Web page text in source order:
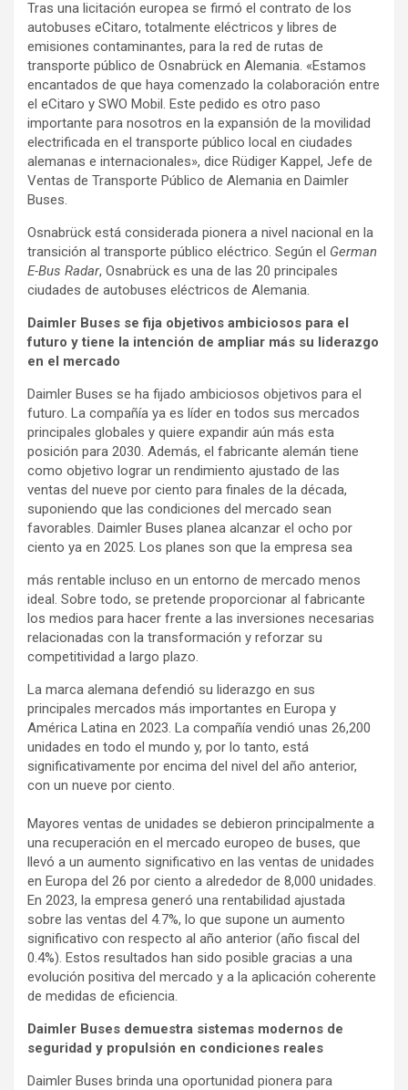
Tras una licitación europea se firmó el contrato de los
autobuses eCitaro, totalmente eléctricos y libres de
emisiones contaminantes, para la red de rutas de
transporte público de Osnabrück en Alemania. «Estamos
encantados de que haya comenzado la colaboración entre
el eCitaro y SWO Mobil. Este pedido es otro paso
importante para nosotros en la expansión de la movilidad
electrificada en el transporte público local en ciudades
alemanas e internacionales», dice Rüdiger Kappel, Jefe de
Ventas de Transporte Público de Alemania en Daimler
Buses.
Osnabrück está considerada pionera a nivel nacional en la
transición al transporte público eléctrico. Según el German
E-Bus Radar, Osnabrück es una de las 20 principales
ciudades de autobuses eléctricos de Alemania.
Daimler Buses se fija objetivos ambiciosos para el
futuro y tiene la intención de ampliar más su liderazgo
en el mercado
Daimler Buses se ha fijado ambiciosos objetivos para el
futuro. La compañía ya es líder en todos sus mercados
principales globales y quiere expandir aún más esta
posición para 2030. Además, el fabricante alemán tiene
como objetivo lograr un rendimiento ajustado de las
ventas del nueve por ciento para finales de la década,
suponiendo que las condiciones del mercado sean
favorables. Daimler Buses planea alcanzar el ocho por
ciento ya en 2025. Los planes son que la empresa sea
más rentable incluso en un entorno de mercado menos
ideal. Sobre todo, se pretende proporcionar al fabricante
los medios para hacer frente a las inversiones necesarias
relacionadas con la transformación y reforzar su
competitividad a largo plazo.
La marca alemana defendió su liderazgo en sus
principales mercados más importantes en Europa y
América Latina en 2023. La compañía vendió unas 26,200
unidades en todo el mundo y, por lo tanto, está
significativamente por encima del nivel del año anterior,
con un nueve por ciento.
Mayores ventas de unidades se debieron principalmente a
una recuperación en el mercado europeo de buses, que
llevó a un aumento significativo en las ventas de unidades
en Europa del 26 por ciento a alrededor de 8,000 unidades.
En 2023, la empresa generó una rentabilidad ajustada
sobre las ventas del 4.7%, lo que supone un aumento
significativo con respecto al año anterior (año fiscal del
0.4%). Estos resultados han sido posible gracias a una
evolución positiva del mercado y a la aplicación coherente
de medidas de eficiencia.
Daimler Buses demuestra sistemas modernos de
seguridad y propulsión en condiciones reales
Daimler Buses brinda una oportunidad pionera para